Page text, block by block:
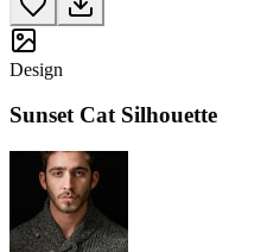
Design
Sunset Cat Silhouette